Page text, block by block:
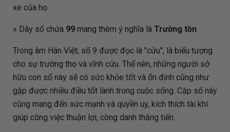
xe của họ.
» Dãy số chứa 99mang thêm ý nghĩa là Trường tồn
Trong âm Hán Việt, số 9 được đọc là "cửu", là biểu tượng
cho sự trường thọ và vĩnh cửu. Thế nên, những người sở
hữu con số này sẽ có sức khỏe tốt và ổn định cũng như
gặp được nhiều điều tốt lành trong cuộc sống. Cặp số này
cũng mang đến sức mạnh và quyền uy, kích thích tài khí
giúp công việc thuận lợi, công danh thăng tiến.